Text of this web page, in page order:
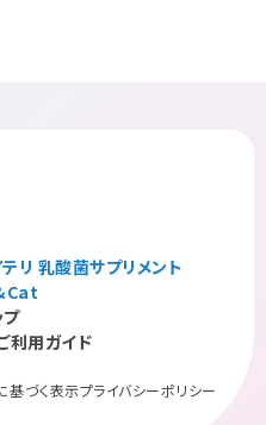
リ 乳酸菌サプリメント
利用ガイド
基づく表示プライバシーポリシー